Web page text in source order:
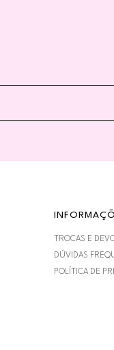
TROCAS E
DÚVIDAS
POLÍTICA DE